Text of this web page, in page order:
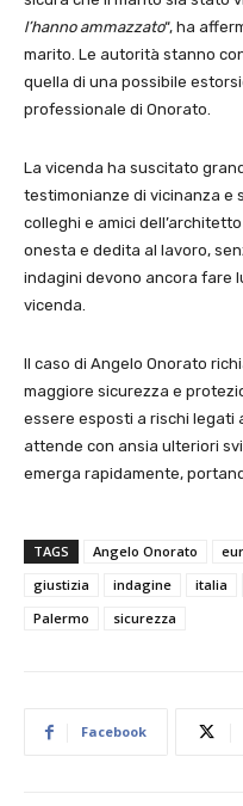
l’hanno ammazzato“, ha
marito. Le autorità stanno
quella di una possibile
professionale di Onorato.
La vicenda ha suscitato
testimonianze di vicinanza e
colleghi e amici
onesta e dedita al lavoro,
indagini devono ancora fare
vicenda.
Il caso di Angelo Onorato
maggiore sicurezza e
essere esposti a rischi legati
attende con ansia ulteriori
emerga rapidamente,
TAGS Angelo Onorato
giustizia
indagine italia
Palermo
sicurezza
Facebook